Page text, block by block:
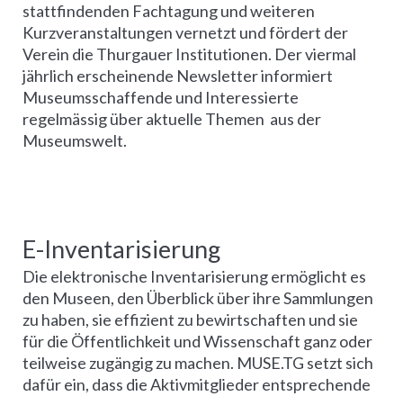
stattfindenden Fachtagung und weiteren
Kurzveranstaltungen vernetzt und fördert der
Verein die Thurgauer Institutionen. Der viermal
jährlich erscheinende Newsletter informiert
Museumsschaffende und Interessierte
regelmässig über aktuelle Themen aus der
Museumswelt.
E-Inventarisierung
Die elektronische Inventarisierung ermöglicht es
den Museen, den Überblick über ihre Sammlungen
zu haben, sie effizient zu bewirtschaften und sie
für die Öffentlichkeit und Wissenschaft ganz oder
teilweise zugängig zu machen. MUSE.TG setzt sich
dafür ein, dass die Aktivmitglieder entsprechende